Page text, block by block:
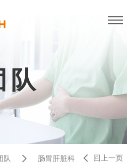
队
队
肠胃肝脏科
回上一页